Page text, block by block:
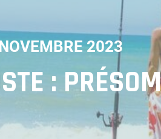
2023
: